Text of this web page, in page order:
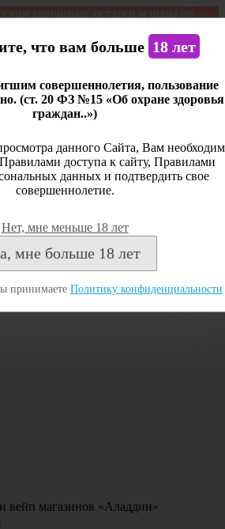
причинам, остатки и цены на
Дистанционная продажа не
вейп магазинов «Аладдин»
что вам больше 18 лет
совершеннолетия, пользование
(ст. 20 ФЗ №15 «Об охране здоровья
граждан..»)
данного Сайта, Вам
доступа к сайту, Правилами
данных и подтвердить свое
совершеннолетие.
Нет, мне меньше 18 лет
мне больше 18 лет
принимаете Политику конфиденциальности